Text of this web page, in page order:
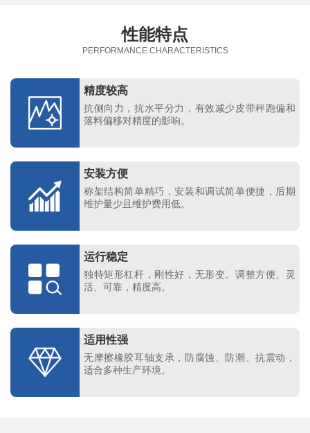
性能特点
PERFORMANCE CHARACTERISTICS
精度较高
抗侧向力，抗水平分力，有效减少皮带秤跑偏和
落料偏移对精度的影响。
安装方便
称架结构简单精巧，安装和调试简单便捷，后期
维护量少且维护费用低。
运行稳定
独特矩形杠杆，刚性好，无形变。调整方便、灵
活、可靠，精度高。
适用性强
无摩擦橡胶耳轴支承，防腐蚀、防潮、抗震动，
适合多种生产环境。